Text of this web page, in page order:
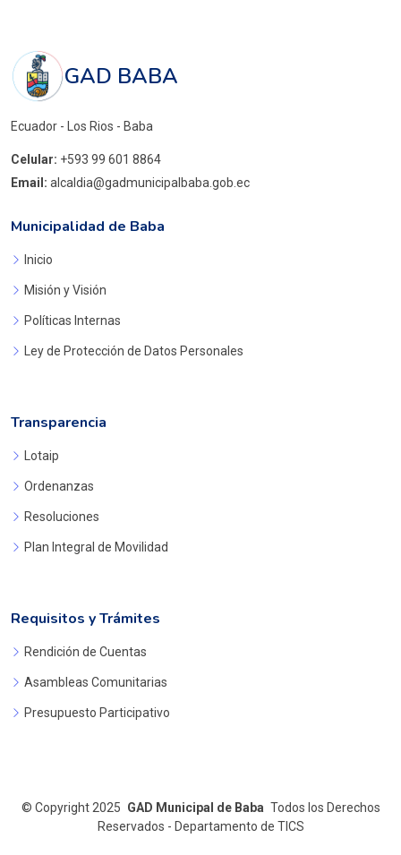
GAD BABA
Ecuador - Los Rios - Baba
Celular: +593 99 601 8864
Email: alcaldia@gadmunicipalbaba.gob.ec
Municipalidad de Baba
Inicio
Misión y Visión
Políticas Internas
Ley de Protección de Datos Personales
Transparencia
Lotaip
Ordenanzas
Resoluciones
Plan Integral de Movilidad
Requisitos y Trámites
Rendición de Cuentas
Asambleas Comunitarias
Presupuesto Participativo
© Copyright 2025 GAD Municipal de Baba Todos los Derechos
Reservados - Departamento de TICS